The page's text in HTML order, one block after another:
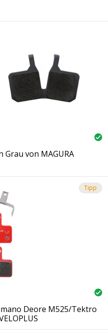
von MAGURA
Tipp
Deore M525/Tektro